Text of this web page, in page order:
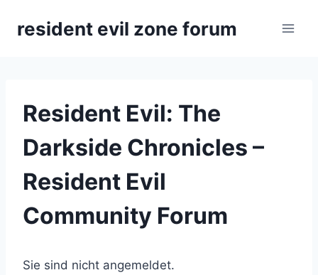
Inhaltresident evil zone forum
Resident Evil: The
Darkside Chronicles –
Resident Evil
Community Forum
Sie sind nicht angemeldet.